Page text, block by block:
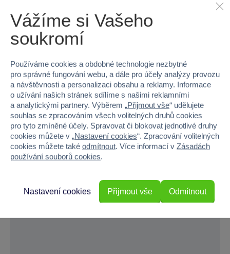
Vážíme si Vašeho
soukromí
Používáme cookies a obdobné technologie nezbytné
pro správné fungování webu, a dále pro účely analýzy provozu
a návštěvnosti a personalizaci obsahu a reklamy. Informace
o užívání našich stránek sdílíme s našimi reklamními
a analytickými partnery. Výběrem „Přijmout vše“ udělujete
souhlas se zpracováním všech volitelných druhů cookies
pro tyto zmíněné účely. Spravovat či blokovat jednotlivé druhy
cookies můžete v „Nastavení cookies“. Zpracování volitelných
cookies můžete také odmítnout. Více informací v Zásadách
používání souborů cookies.
Odmítnout
Nastavení cookies Přijmout vše